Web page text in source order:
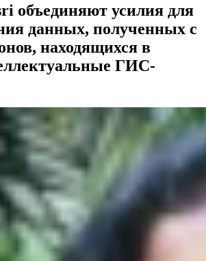
объединяют усилия для
данных, полученных с
находящихся в
ГИС-